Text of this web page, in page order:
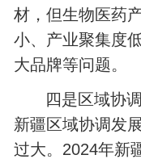
材，但生物医药
小、产业聚集度
大品牌等问题。
四是区域协
新疆区域协调发
过大。2024年新